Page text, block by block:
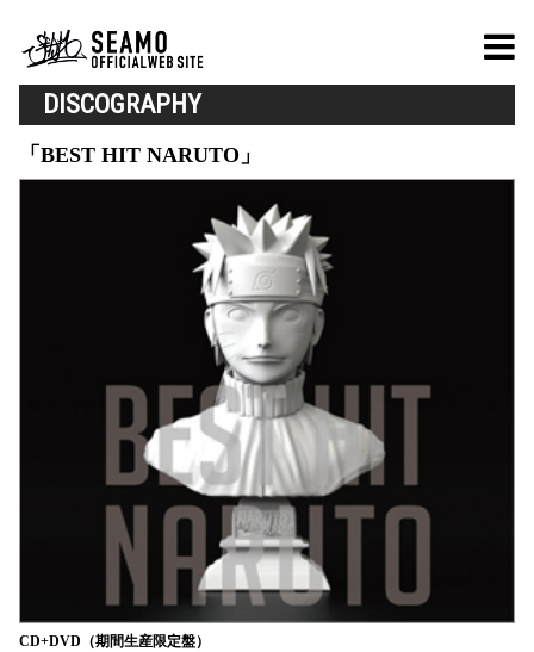
DISCOGRAPHY
「BEST HIT NARUTO」
CD+DVD（期間生産限定盤）